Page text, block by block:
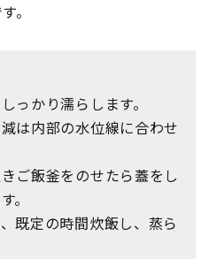
。
っかり濡らします。
は内部の水位線に合わせ
ご飯釜をのせたら蓋をし
。
既定の時間炊飯し、蒸ら